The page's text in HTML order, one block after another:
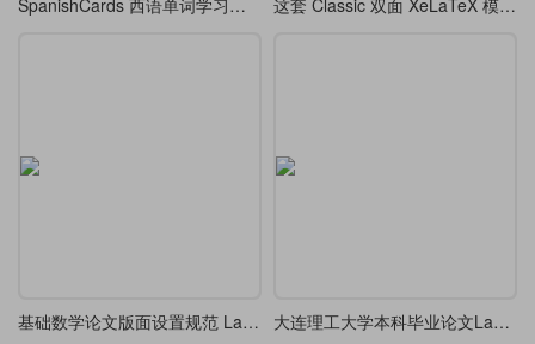
SpanishCards 西语单词学习笔记 这套 Classic 双面 XeLaTeX 模板，排版出的论文像艺术品一样优雅
基础数学论文版面设置规范 LaTeX 模板 大连理工大学本科毕业论文LaTeX模板